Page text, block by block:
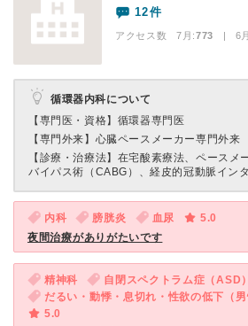
12件
アクセス数 7月:773 | 6
循環器内科について
【専門医・資格】 循環器専門医
【専門外来】 心臓ペースメーカー専門外来
【診療・治療法】 在宅酸素療法、ペースメ
バイパス術（CABG）、経皮的冠動脈イン
内科 膀胱炎 血尿
5.0
夜間治療がありがたいです
精神科
自閉スペクトラム症（ASD）
5.0